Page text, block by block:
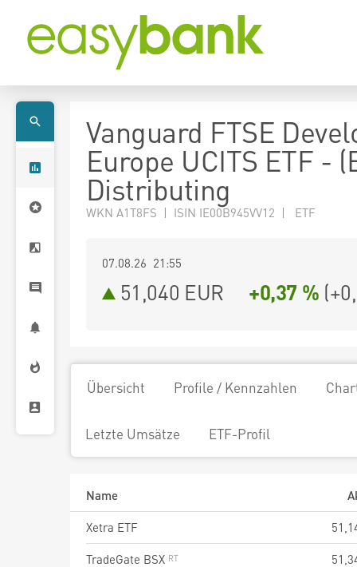
Vanguard FTSE
Europe UCITS ETF -
Distributing
WKN A1T8FS | ISIN IE00B945VV12 | ETF
07.08.26 21:55
51,040 EUR +0,37 % (
Übersicht Profile / Kennzahlen
Letzte Umsätze ETF-Profil
Name
Xetra ETF
TradeGate BSX